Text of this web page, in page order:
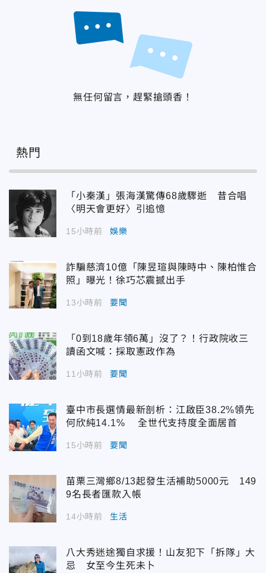
無任何留言，趕緊搶頭香！
熱門
「小秦漢」張海漢驚傳68歲驟逝 昔合唱
〈明天會更好〉引追憶
15小時前 娛樂
詐騙慈濟10億「陳昱瑄與陳時中、陳柏惟合
照」曝光！徐巧芯震撼出手
13小時前 要聞
「0到18歲年領6萬」沒了？！行政院收三
讀函文喊：採取憲政作為
11小時前 要聞
臺中市長選情最新剖析：江啟臣38.2%領先
何欣純14.1% 全世代支持度全面居首
15小時前 要聞
苗栗三灣鄉8/13起發生活補助5000元 149
9名長者匯款入帳
14小時前 生活
八大秀迷途獨自求援！山友犯下「拆隊」大
忌 女至今生死未卜